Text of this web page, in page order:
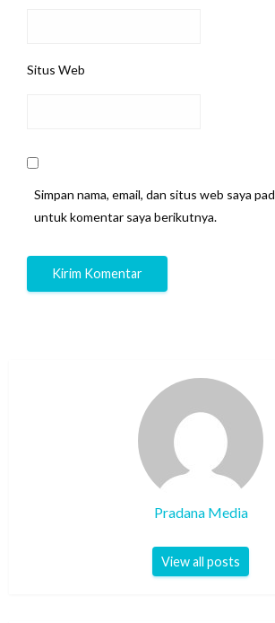
Situs Web
Simpan nama, email, dan situs web saya
untuk komentar saya berikutnya.
Pradana Media
View all posts